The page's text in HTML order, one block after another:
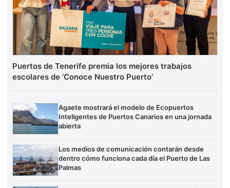
Puertos de Tenerife premia los mejores trabajos
escolares de ‘Conoce Nuestro Puerto’
Agaete mostrará el modelo de Ecopuertos
Inteligentes de Puertos Canarios en una jornada
abierta
Los medios de comunicación contarán desde
dentro cómo funciona cada día el Puerto de Las
Palmas